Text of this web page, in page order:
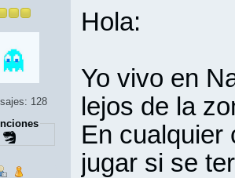
128
Hola:
Yo vivo en
lejos de la
En cualquier
jugar si se